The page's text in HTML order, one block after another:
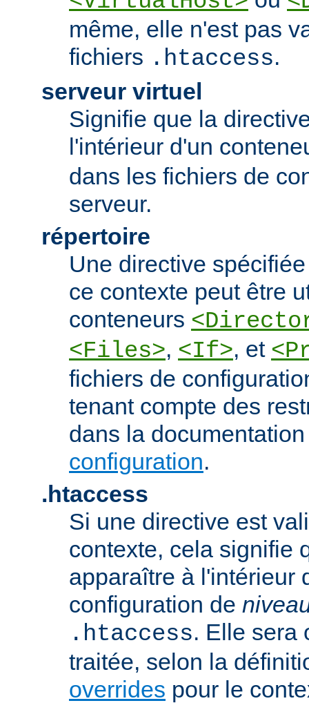
même, elle n'est pas
fichiers .htaccess.
serveur virtuel
Signifie que la
l'intérieur d'un
dans les fichiers de
serveur.
répertoire
Une directive
ce contexte peut être
conteneurs
<Files>, <If>, et
fichiers de
tenant compte des
dans la
configuration.
.htaccess
Si une directive est
contexte, cela signifie
apparaître à l'intérieur
configuration de
.htaccess. Elle sera
traitée, selon la
overrides pour le